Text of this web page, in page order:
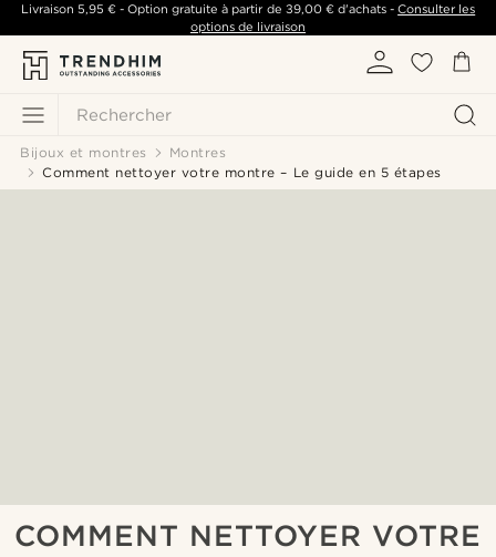
Rechercher
Livraison 5,95 €- Option gratuite à partir de 39,00 €d'achats -Consulter les
options de livraison
Bijoux et montres
Montres
Comment nettoyer votre montre – Le guide en 5 étapes
COMMENT NETTOYER VOTRE